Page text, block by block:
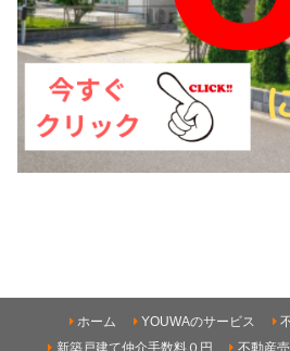
ホーム YOUWAのサービス
新築戸建て仲介手数料０円
不動産